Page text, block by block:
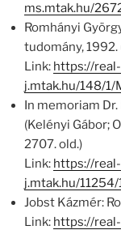
ms.mtak.hu/
Romhányi
tudomány, 1992.
Link: https://real-
j.mtak.hu/148/1/
In memoriam
(Kelényi Gábor;
2707. old.)
Link: https://real-
j.mtak.hu/
Jobst Kázmér:
Link: https://real-